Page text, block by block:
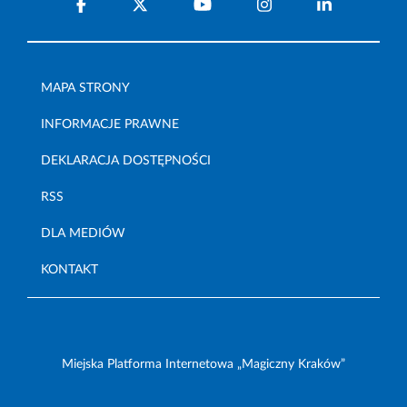
MAPA STRONY
INFORMACJE PRAWNE
DEKLARACJA DOSTĘPNOŚCI
RSS
DLA MEDIÓW
KONTAKT
Miejska Platforma Internetowa „Magiczny Kraków”